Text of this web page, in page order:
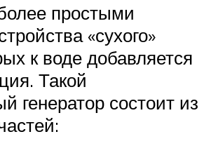
простыми
«сухого»
к воде добавляется
Такой
генератор состоит из